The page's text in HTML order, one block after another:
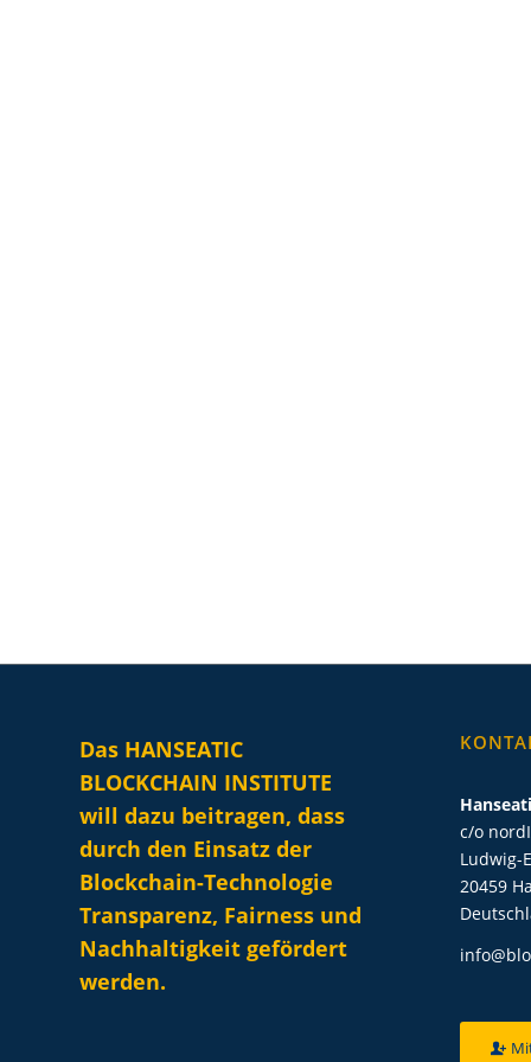
Das HANSEATIC
BLOCKCHAIN INSTITUTE
will dazu beitragen, dass
durch den Einsatz der
Blockchain-Technologie
Transparenz, Fairness und
Nachhaltigkeit gefördert
werden.
c/o
Ludwig-
20459